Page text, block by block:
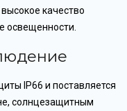
качество
освещенности.
IP66 и поставляется
солнцезащитным